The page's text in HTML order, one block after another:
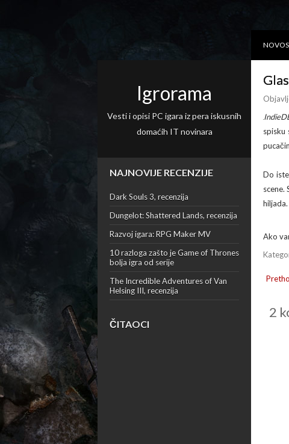
Igrorama
Vesti i opisi PC igara iz pera iskusnih
domaćih IT novinara
NAJNOVIJE RECENZIJE
Dark Souls 3, recenzija
Dungelot: Shattered Lands, recenzija
Razvoj igara: RPG Maker MV
10 razloga zašto je Game of Thrones
bolja igra od serije
The Incredible Adventures of Van
Helsing III, recenzija
ČITAOCI
spisku
Do
scene.
Ako
2